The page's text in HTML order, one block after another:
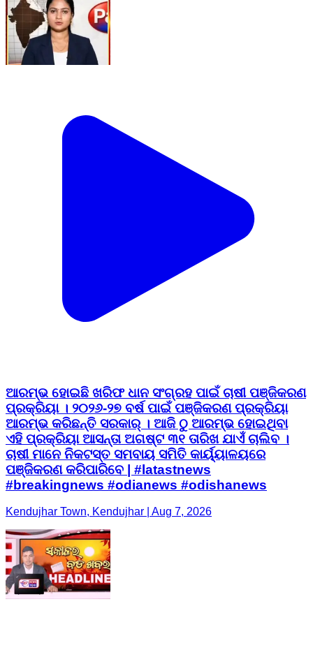
ଆରମ୍ଭ ହୋଇଛି ଖରିଫ ଧାନ ସଂଗ୍ରହ ପାଇଁ ଚାଷୀ ପଞ୍ଜିକରଣ
ପ୍ରକ୍ରିୟା । ୨୦୨୬-୨୭ ବର୍ଷ ପାଇଁ ପଞ୍ଜିକରଣ ପ୍ରକ୍ରିୟା
ଆରମ୍ଭ କରିଛନ୍ତି ସରକାର୍ । ଆଜି ଠୁ ଆରମ୍ଭ ହୋଇଥିବା
ଏହି ପ୍ରକ୍ରିୟା ଆସନ୍ତା ଅଗଷ୍ଟ ୩୧ ତାରିଖ ଯାଏଁ ଚାଲିବ ।
ଚାଷୀ ମାନେ ନିକଟସ୍ତ ସମବାୟ ସମିତି କାର୍ୟ୍ୟାଳୟରେ
ପଞ୍ଜିକରଣ କରିପାରିବେ | #latastnews
#breakingnews #odianews #odishanews
Kendujhar Town, Kendujhar | Aug 7, 2026